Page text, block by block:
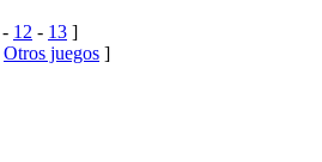
- 12 - 13 ]
Otros juegos ]